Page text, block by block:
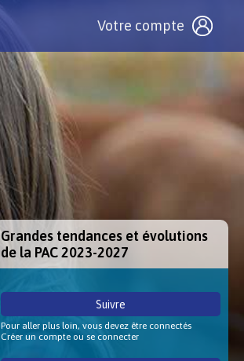
Votre compte
Grandes tendances et évolutions
de la PAC 2023-2027
Suivre
Pour aller plus loin, vous devez être connectés
Créer un compte ou se connecter